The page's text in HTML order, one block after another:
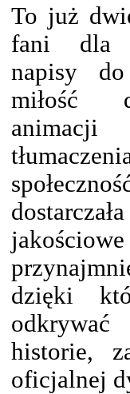
To już
fani dla
napisy
miłość
dzięki
historie,
oficjalnej